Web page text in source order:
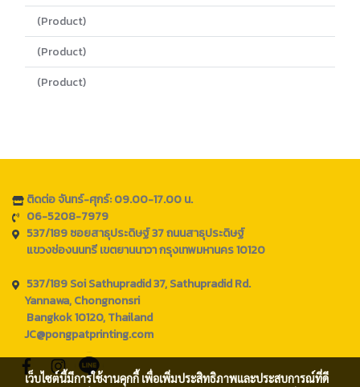
(Product)
(Product)
(Product)
ติดต่อ จันทร์-ศุกร์: 09.00-17.00 น.
06-5208-7979
537/189 ซอยสาธุประดิษฐ์ 37 ถนนสาธุประดิษฐ์
แขวงช่องนนทรี เขตยานนาวา กรุงเทพมหานคร 10120
537/189 Soi Sathupradid 37, Sathupradid Rd.
Yannawa, Chongnonsri
Bangkok 10120, Thailand
JC@pongpatprinting.com
เว็บไซต์นี้มีการใช้งานคุกกี้ เพื่อเพิ่มประสิทธิภาพและประสบการณ์ที่ดี